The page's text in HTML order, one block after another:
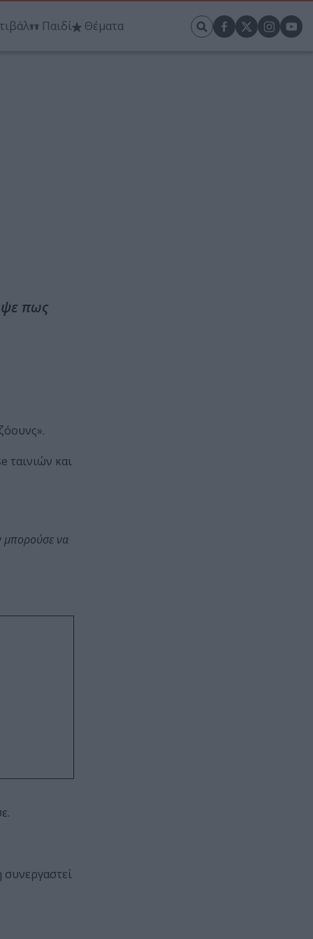
Παιδί Θέματα
πως
ταινιών και
μπορούσε να
συνεργαστεί